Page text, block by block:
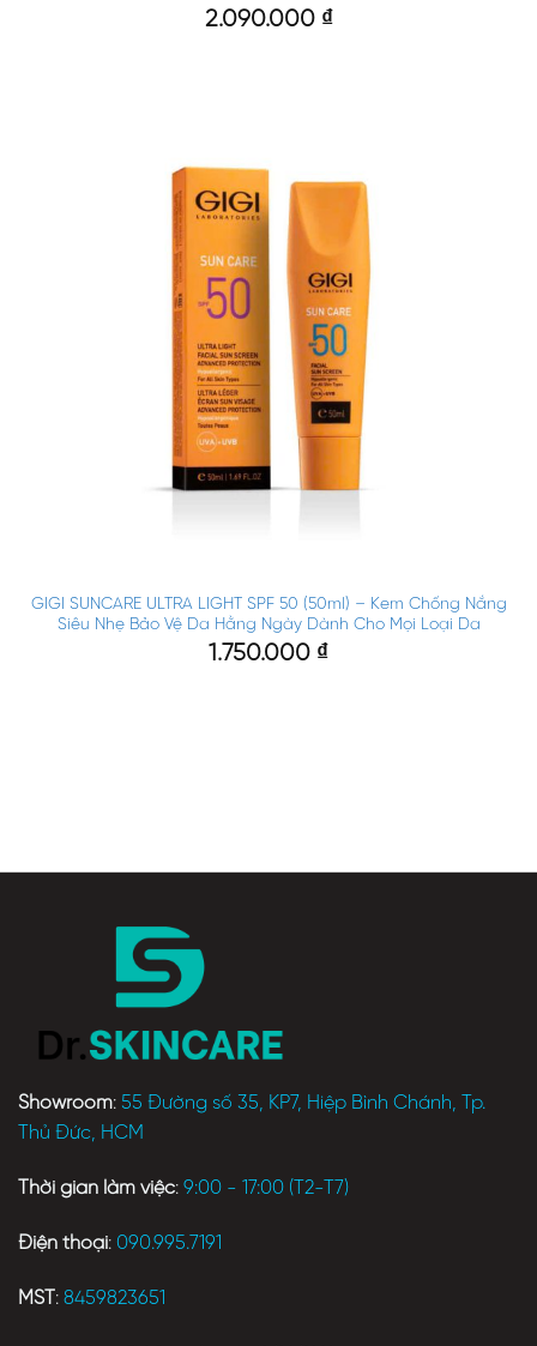
2.090.000 ₫
GIGI SUNCARE ULTRA LIGHT SPF 50 (50ml) – Kem Chống Nắng
Siêu Nhẹ Bảo Vệ Da Hằng Ngày Dành Cho Mọi Loại Da
1.750.000 ₫
Showroom: 55 Đường số 35, KP7, Hiệp Bình Chánh, Tp.
Thủ Đức, HCM
Thời gian làm việc: 9:00 - 17:00 (T2-T7)
Điện thoại: 090.995.7191
MST : 8459823651